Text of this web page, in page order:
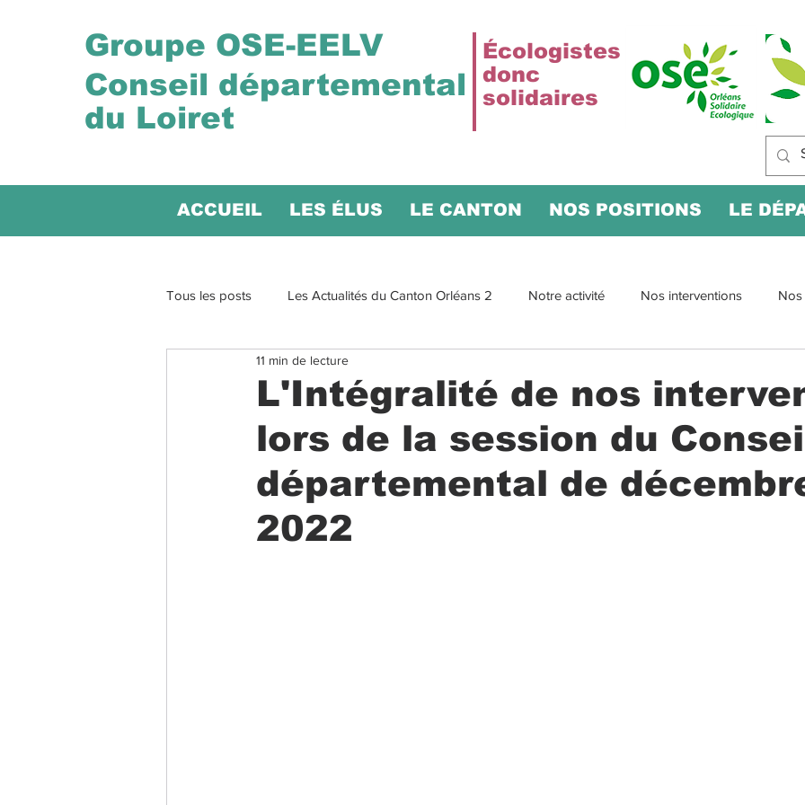
Groupe OSE-EELV
Conseil départemental
du Loiret
Écologistes
donc
solidaires
Tous les posts Les Actualités du Canton Orléans 2 Notre activité Nos interventions Nos
La presse et les médias
L'Intégralité de nos
lors de la session du
départemental de
2022
11 min de lecture
ACCUEIL LES ÉLUS LE CANTON NOS POSITIONS LE